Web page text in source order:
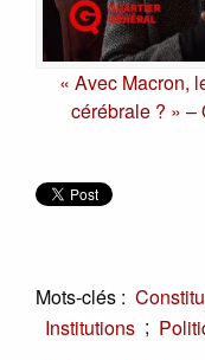
« Avec Macron,
cérébrale ? » –
Mots-clés :
Institutions ;